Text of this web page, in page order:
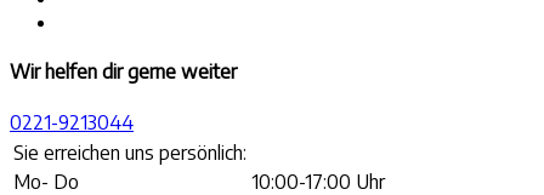
Wir helfen dir gerne weiter
0221-9213044
Sie erreichen uns persönlich:
Mo- Do
10:00-17:00 Uhr